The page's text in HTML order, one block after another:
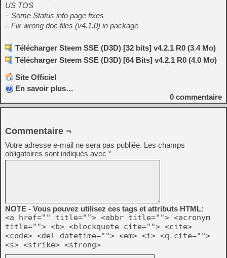
US TOS
– Some Status info page fixes
– Fix wrong doc files (v4.1.0) in package
Télécharger Steem SSE (D3D) [32 bits] v4.2.1 R0 (3.4 Mo)
Télécharger Steem SSE (D3D) [64 Bits] v4.2.1 R0 (4.0 Mo)
Site Officiel
En savoir plus…
0 commentaire
Commentaire ¬
Votre adresse e-mail ne sera pas publiée. Les champs
obligatoires sont indiqués avec *
NOTE - Vous pouvez utilisez ces tags et attributs HTML:
<a href="" title=""> <abbr title=""> <acronym
title=""> <b> <blockquote cite=""> <cite>
<code> <del datetime=""> <em> <i> <q cite="">
<s> <strike> <strong>